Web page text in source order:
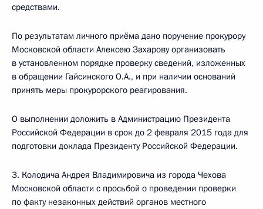
средствами.
По результатам личного приёма дано поручение прокурору
Московской области Алексею Захарову организовать
в установленном порядке проверку сведений, изложенных
в обращении Гайсинского О.А., и при наличии оснований
принять меры прокурорского реагирования.
О выполнении доложить в Администрацию Президента
Российской Федерации в срок до 2 февраля 2015 года для
подготовки доклада Президенту Российской Федерации.
3. Колодича Андрея Владимировича из города Чехова
Московской области с просьбой о проведении проверки
по факту незаконных действий органов местного